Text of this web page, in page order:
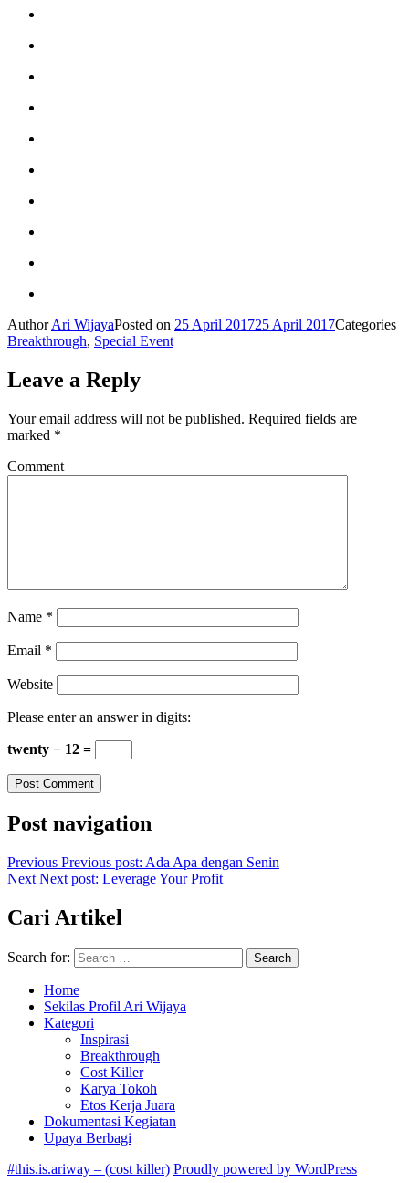
AuthorAri WijayaPosted on 25 April 201725 April 2017Categories
Breakthrough, Special Event
Leave a Reply
Your email address will not be published. Required fields are
marked *
Comment
Name *
Email *
Website
Please enter an answer in digits:
twenty − 12 =
Post navigation
Previous Previous post: Ada Apa dengan Senin
Next Next post: Leverage Your Profit
Cari Artikel
Search for: Search
Home
Sekilas Profil Ari Wijaya
Kategori
Inspirasi
Breakthrough
Cost Killer
Karya Tokoh
Etos Kerja Juara
Dokumentasi Kegiatan
Upaya Berbagi
#this.is.ariway – (cost killer) Proudly powered by WordPress